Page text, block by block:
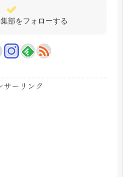
部をフォローする
サーリンク